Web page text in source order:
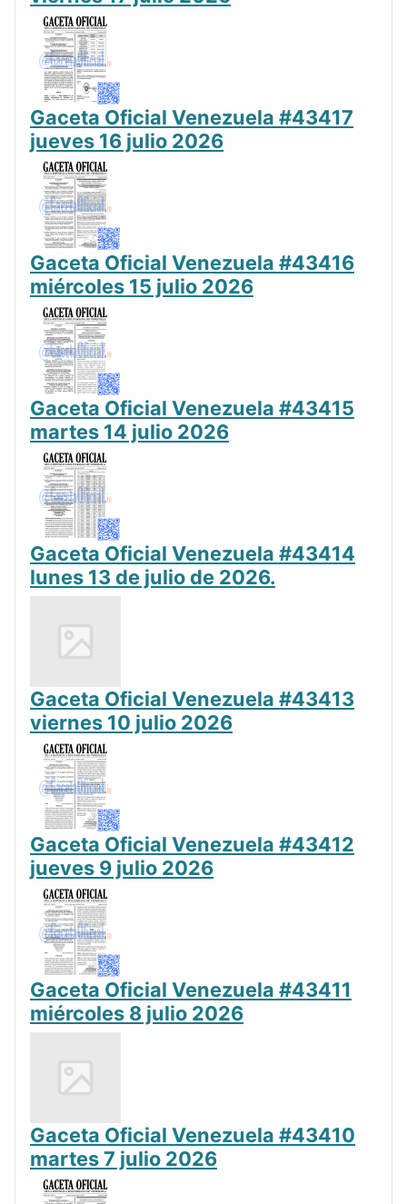
Gaceta Oficial Venezuela #43417
jueves 16 julio 2026
Gaceta Oficial Venezuela #43416
miércoles 15 julio 2026
Gaceta Oficial Venezuela #43415
martes 14 julio 2026
Gaceta Oficial Venezuela #43414
lunes 13 de julio de 2026.
Gaceta Oficial Venezuela #43413
viernes 10 julio 2026
Gaceta Oficial Venezuela #43412
jueves 9 julio 2026
Gaceta Oficial Venezuela #43411
miércoles 8 julio 2026
Gaceta Oficial Venezuela #43410
martes 7 julio 2026